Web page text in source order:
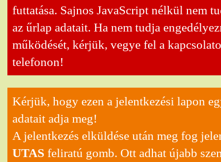
futtatása. Sajnos JavaScript nélkül nem
az űrlap adatait. Ha nem tudja
működését, kérjük, vegye fel a
telefonon!
Kérjük, hogy ezen a jelentkezési lapon
adatait adja meg!
A jelentkezés elküldése után meg fog
UTAS feliratú gomb. Ott adhat újabb